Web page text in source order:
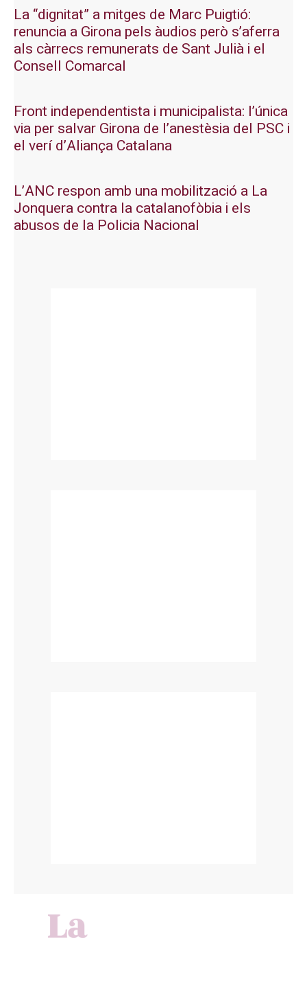
La “dignitat” a mitges de Marc Puigtió:
renuncia a Girona pels àudios però s’aferra
als càrrecs remunerats de Sant Julià i el
Consell Comarcal
Front independentista i municipalista: l’única
via per salvar Girona de l’anestèsia del PSC i
el verí d’Aliança Catalana
L’ANC respon amb una mobilització a La
Jonquera contra la catalanofòbia i els
abusos de la Policia Nacional